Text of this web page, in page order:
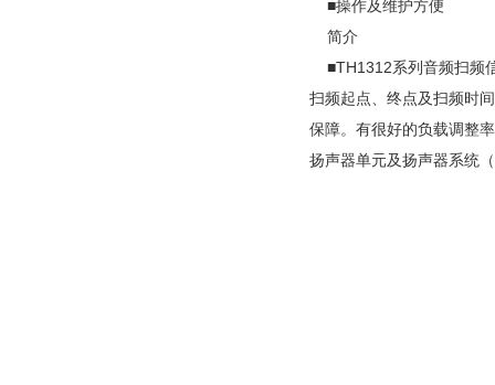
■操作及维护方便
简介
■TH1312系列音频扫频
扫频起点、终点及扫频时
保障。有很好的负载调整
扬声器单元及扬声器系统